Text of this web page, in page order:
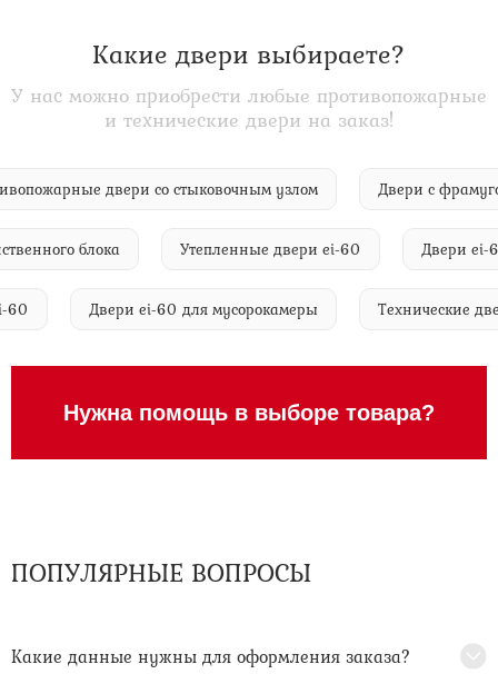
Какие двери выбираете?
У нас можно приобрести любые противопожарные
и технические двери на заказ!
двери со стыковочным узлом Двери с
блока Утепленные двери ei-60 Двери ei-60
ei-60 Двери ei-60 для мусорокамеры
Нужна помощь в выборе товара?
ПОПУЛЯРНЫЕ ВОПРОСЫ
Какие данные нужны для оформления заказа?